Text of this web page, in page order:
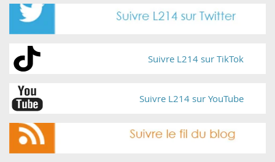
Suivre L214 sur TikTok
Suivre L214 sur YouTube